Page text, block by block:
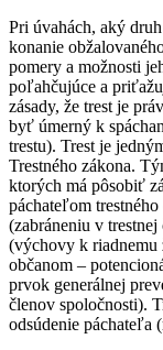
Pri úvahách, aký
konanie
pomery a možnosti
poľahčujúce a
zásady, že trest je
byť úmerný k
trestu). Trest je
Trestného zákona.
ktorých má pôsobiť
páchateľom
(zabráneniu v
(výchovy k riadnemu
občanom –
prvok generálnej
členov spoločnosti).
odsúdenie páchateľa